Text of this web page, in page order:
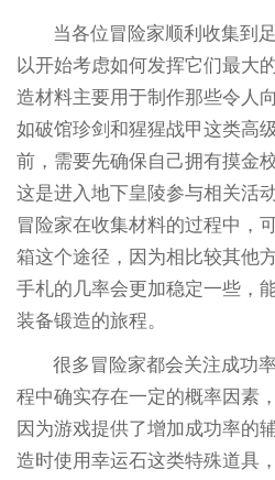
当各位冒险家顺利收集到
以开始考虑如何发挥它们最大
造材料主要用于制作那些令人
如破馆珍剑和猩猩战甲这类高
前，需要先确保自己拥有摸金
这是进入地下皇陵参与相关活
冒险家在收集材料的过程中，
箱这个途径，因为相比较其他
手札的几率会更加稳定一些，
装备锻造的旅程。
很多冒险家都会关注成功
程中确实存在一定的概率因素
因为游戏提供了增加成功率的
造时使用幸运石这类特殊道具